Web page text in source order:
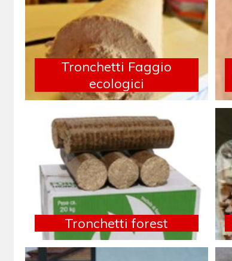
Tronchetti Faggio
ecologici
Tronchetti forest